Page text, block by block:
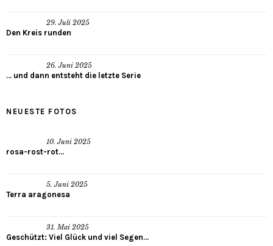
29. Juli 2025
Den Kreis runden
26. Juni 2025
… und dann entsteht die letzte Serie
NEUESTE FOTOS
10. Juni 2025
rosa-rost-rot…
5. Juni 2025
Terra aragonesa
31. Mai 2025
Geschützt: Viel Glück und viel Segen…